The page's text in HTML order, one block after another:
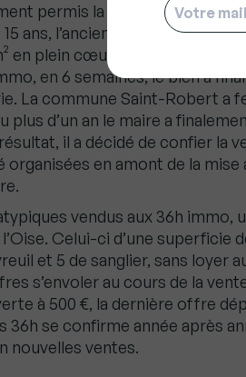
permis la vente d’une
ans, l’ancienne perception
en plein cœur de la ville, mais
en 6 semaines, le bien a
La commune Saint-Robert a
plus d’un an le maire a
il a décidé de confier la
en amont de la mise
vendus aux 36h immo,
Celui-ci d’une superficie
et 5 de sanglier, sans loyer
s’envoler au cours de la
à 500 €, la dernière offre
36h se confirme année après
nouvelles ventes.